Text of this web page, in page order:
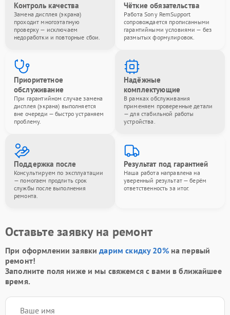
Контроль качества
Замена дисплея (экрана)
проходит многоэтапную
проверку — исключаем
недоработки и повторные сбои.
Чёткие обязательства
Работа Sony RemSupport
сопровождается прописанными
гарантийными условиями — без
размытых формулировок.
Приоритетное
обслуживание
При гарантийном случае замена
дисплея (экрана) выполняется
вне очереди — быстро устраняем
проблему.
Надёжные
комплектующие
В рамках обслуживания
применяем проверенные детали
— для стабильной работы
устройства.
Поддержка после
Консультируем по эксплуатации
— помогаем продлить срок
службы после выполнения
ремонта.
Результат под гарантией
Наша работа направлена на
уверенный результат — берём
ответственность за итог.
Оставьте заявку на ремонт
При оформлении заявкидарим скидку 20%на первый
ремонт!
Заполните поля ниже и мы свяжемся с вами в ближайшее
время.